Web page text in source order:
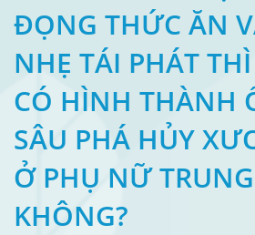
ĐỌNG THỨC ĂN
NHẸ TÁI PHÁT
CÓ HÌNH THÀNH
SÂU PHÁ HỦY
Ở PHỤ NỮ
KHÔNG?